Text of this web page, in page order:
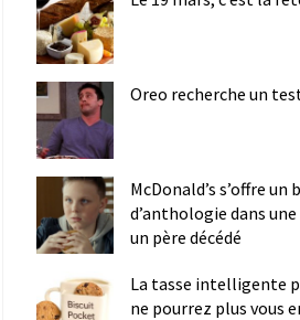
Oreo recherche un
McDonald’s s’offre un
d’anthologie dans
un père décédé
La tasse intelligente
ne pourrez plus vous